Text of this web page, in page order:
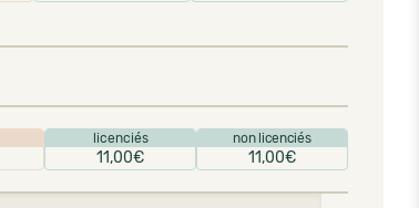
licenciés
11,00€
non licenciés
11,00€